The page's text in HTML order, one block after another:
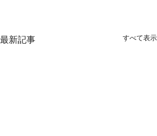
最新記事 すべて表示